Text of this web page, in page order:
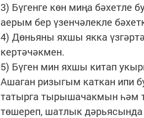
3) Бүгенге көн миңа бәхетле
аерым бер үзенчәлекле
4) Дөньяны яхшы якка
кертәчәкмен.
5) Бүген мин яхшы китап
Ашаган ризыгым каткан ипи
татырга тырышачакмын һәм
төшереп, шатлык дәрьясында